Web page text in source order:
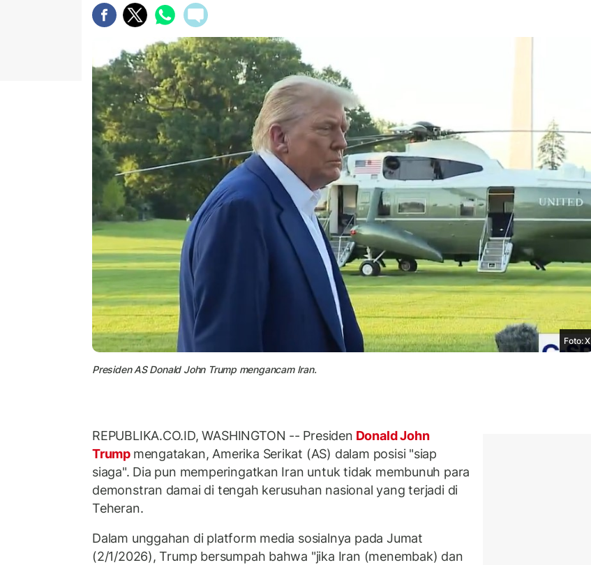
Foto: X
Presiden AS Donald John Trump mengancam Iran.
REPUBLIKA.CO.ID, WASHINGTON -- Presiden Donald John
Trump mengatakan, Amerika Serikat (AS) dalam posisi "siap
siaga". Dia pun memperingatkan Iran untuk tidak membunuh para
demonstran damai di tengah kerusuhan nasional yang terjadi di
Teheran.
Dalam unggahan di platform media sosialnya pada Jumat
(2/1/2026), Trump bersumpah bahwa "jika Iran (menembak) dan